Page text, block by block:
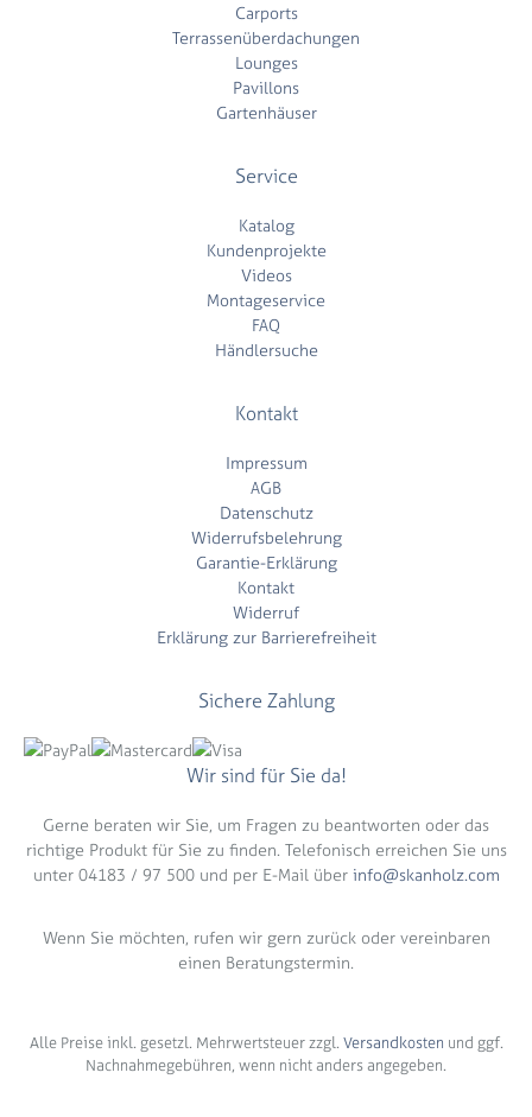
Carports
Terrassenüberdachungen
Lounges
Pavillons
Gartenhäuser
Service
Katalog
Kundenprojekte
Videos
Montageservice
FAQ
Händlersuche
Kontakt
Impressum
AGB
Datenschutz
Widerrufsbelehrung
Garantie-Erklärung
Kontakt
Widerruf
Erklärung zur Barrierefreiheit
Sichere Zahlung
Wir sind für Sie da!
Gerne beraten wir Sie, um Fragen zu beantworten oder das
richtige Produkt für Sie zu finden. Telefonisch erreichen Sie uns
unter 04183 / 97 500 und per E-Mail über info@skanholz.com
Wenn Sie möchten, rufen wir gern zurück oder vereinbaren
einen Beratungstermin.
Alle Preise inkl. gesetzl. Mehrwertsteuer zzgl. Versandkosten und ggf.
Nachnahmegebühren, wenn nicht anders angegeben.